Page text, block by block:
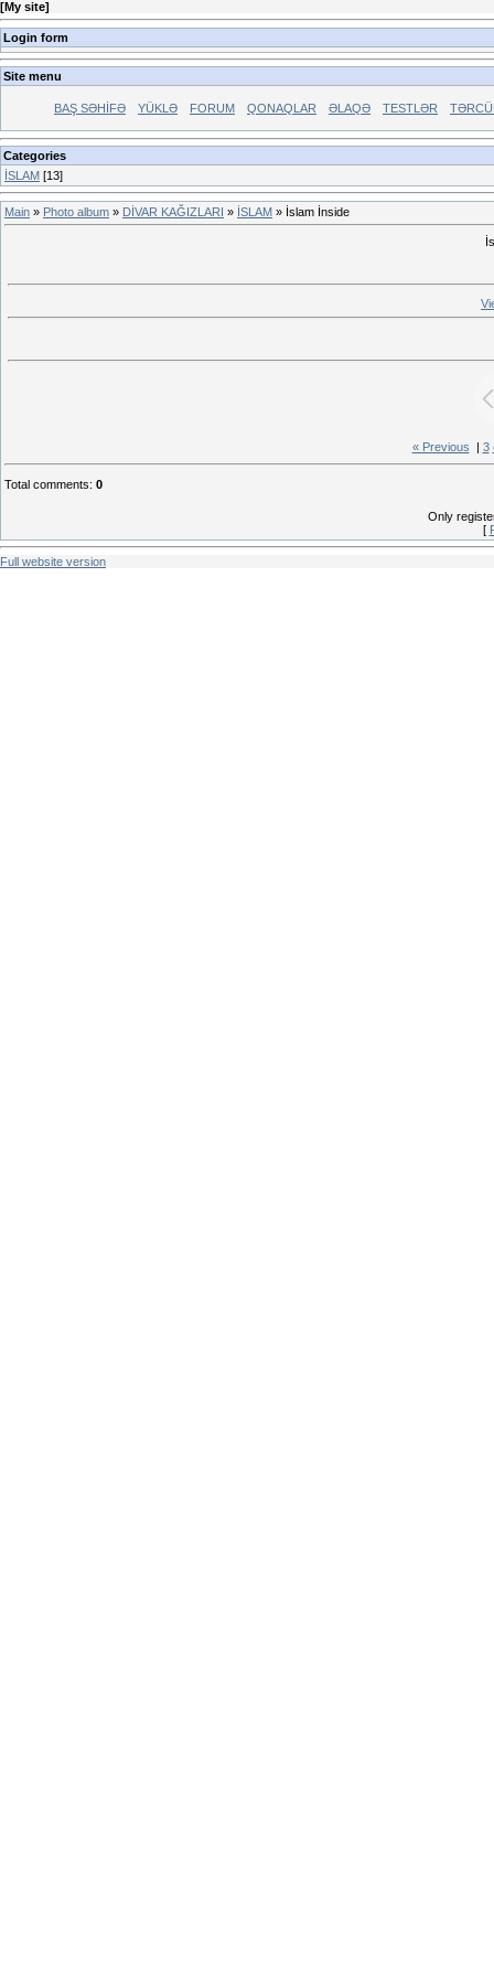
[My site]
Login form
Site menu
BAŞ SƏHİFƏ YÜKLƏ FORUM QONAQLAR ƏLAQƏ TESTLƏR
Categories
İSLAM [13]
Main » Photo album » DİVAR KAĞIZLARI » İSLAM » İslam İnside
« Previous 3
Total comments: 0
Only
[
Full website version